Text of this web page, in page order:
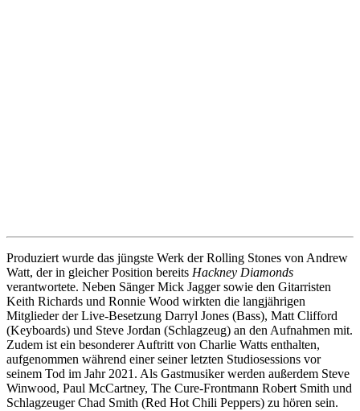
Produziert wurde das jüngste Werk der Rolling Stones von Andrew
Watt, der in gleicher Position bereits Hackney Diamonds
verantwortete. Neben Sänger Mick Jagger sowie den Gitarristen
Keith Richards und Ronnie Wood wirkten die langjährigen
Mitglieder der Live-Besetzung Darryl Jones (Bass), Matt Clifford
(Keyboards) und Steve Jordan (Schlagzeug) an den Aufnahmen mit.
Zudem ist ein besonderer Auftritt von Charlie Watts enthalten,
aufgenommen während einer seiner letzten Studiosessions vor
seinem Tod im Jahr 2021. Als Gastmusiker werden außerdem Steve
Winwood, Paul McCartney, The Cure-Frontmann Robert Smith und
Schlagzeuger Chad Smith (Red Hot Chili Peppers) zu hören sein.